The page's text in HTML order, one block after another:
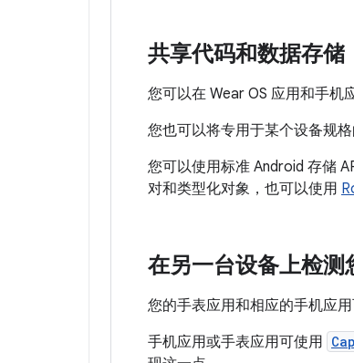
共享代码和数据存储
您可以在 Wear OS 应用和手机
您也可以将专用于某个设备规
您可以使用标准 Android 存储
对和类型化对象，也可以使用
在另一台设备上检测
您的手表应用和相应的手机应
手机应用或手表应用可使用